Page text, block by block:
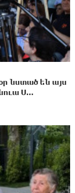
նստած են այս
Ս...